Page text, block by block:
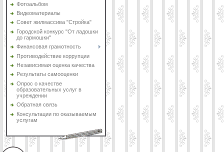
Фотоальбом
Видеоматериалы
Совет жилмассива "Стройка"
Городской конкурс "От ладошки
до гармошки"
Финансовая грамотность
Противодействие коррупции
Независимая оценка качества
Результаты самооценки
Опрос о качестве
образовательных услуг в
учреждении
Обратная связь
Консультации по оказываемым
услугам